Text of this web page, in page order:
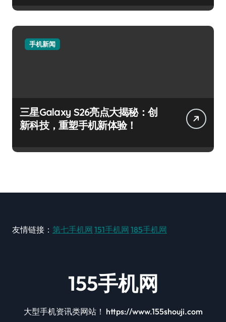
手机新闻
三星Galaxy S26亮点大揭秘：创
新科技，重塑手机新体验！
友情链接： 第七手机网 151手机网 185手机网
155手机网
大型手机资讯类网站！ https://www.155shouji.com